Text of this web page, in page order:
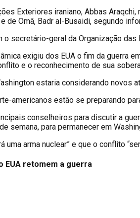
Exteriores iraniano, Abbas
e de Omã, Badr al-Busaidi, segundo
secretário-geral da Organização
exigiu dos EUA o fim da
e o reconhecimento de sua
estaria considerando novos
americanos estão se preparando
conselheiros para discutir a
semana, para permanecer em
uma arma nuclear” e que o conflito
EUA retomem a guerra